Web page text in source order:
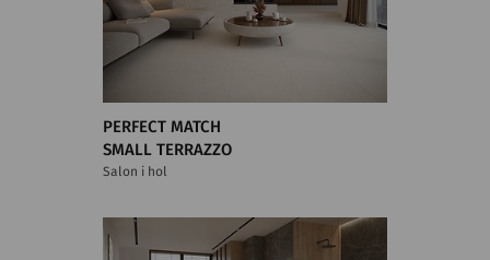
PERFECT MATCH
SMALL TERRAZZO
Salon i hol